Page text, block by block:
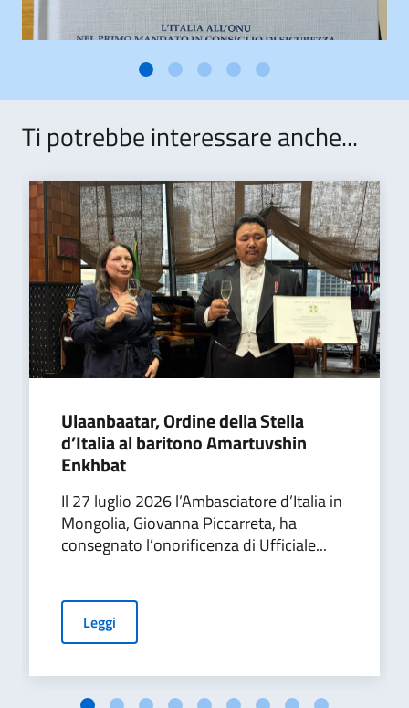
Ti potrebbe interessare anche...
Ulaanbaatar, Ordine della Stella
d’Italia al baritono Amartuvshin
Enkhbat
Il 27 luglio 2026 l’Ambasciatore d’Italia in
Mongolia, Giovanna Piccarreta, ha
consegnato l’onorificenza di Ufficiale...
Leggi